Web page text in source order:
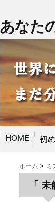
あなた
HOME 初
ホーム > ミ
「